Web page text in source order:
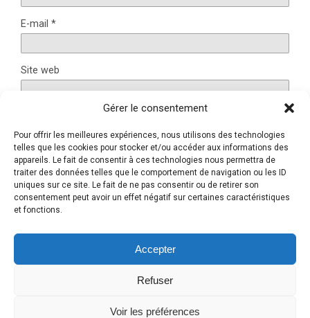
Gérer le consentement
Pour offrir les meilleures expériences, nous utilisons des technologies
telles que les cookies pour stocker et/ou accéder aux informations des
appareils. Le fait de consentir à ces technologies nous permettra de
traiter des données telles que le comportement de navigation ou les ID
uniques sur ce site. Le fait de ne pas consentir ou de retirer son
consentement peut avoir un effet négatif sur certaines caractéristiques
et fonctions.
Accepter
Refuser
Voir les préférences
E-mail *
Site web
Ce site utilise Akismet pour réduire les indésirables.En
savoir plus sur la façon dont les données de vos
commentaires sont traitées.
Retour au début